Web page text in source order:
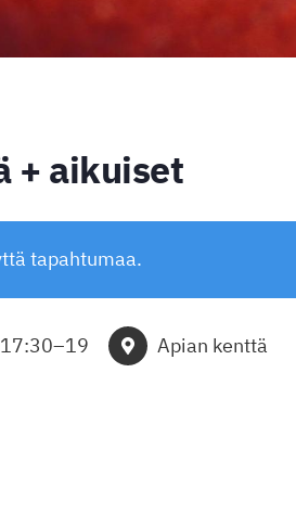
+ aikuiset
tapahtumaa.
–19 Apian kenttä